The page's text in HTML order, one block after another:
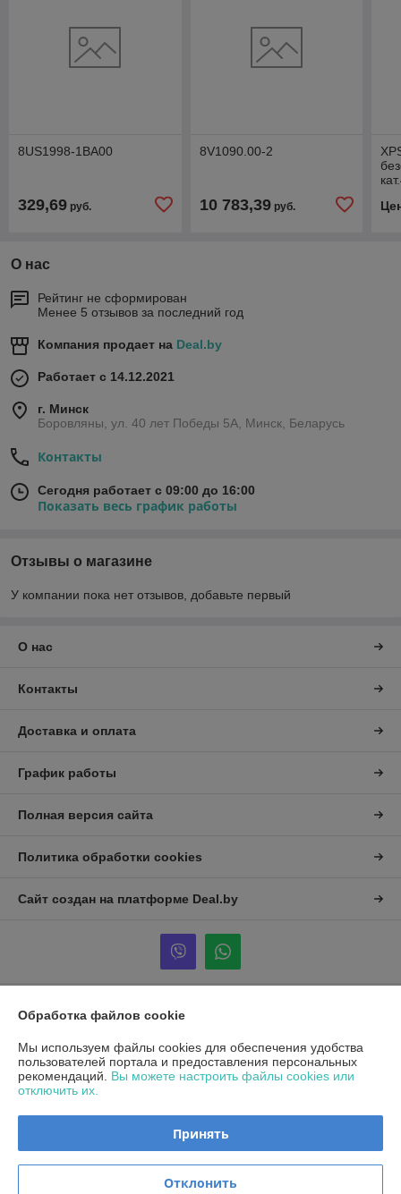
8US1998-1BA00
329,69 руб.
8V1090.00-2
10 783,39руб.
О нас
Рейтинг не сформирован
Менее 5 отзывов за последний год
Компания продает на Deal.by
Работает с 14.12.2021
г. Минск
Боровляны, ул. 40 лет Победы 5A, Минск, Беларусь
Контакты
Сегодня работает с 09:00 до 16:00
Показать весь график работы
Отзывы о магазине
У компании пока нет отзывов, добавьте первый
О нас
Контакты
Доставка и оплата
График работы
Полная версия сайта
Политика обработки cookies
Сайт создан на платформе Deal.by
Информация для покупателя
Юридическое лицо:Общество с ограниченной ответственностью
«Альтена»
223053, Минская обл., Минский р-н., Боровлянский с/с, д. Боровляны,
ул. 40 лет Победы, д. 5А, каб.25
Регистрационный орган: Минский райисполком
Обработка файлов cookie
Мы используем файлы cookies для обеспечения удобства
пользователей портала и предоставления персональных
рекомендаций. Вы можете настроить файлы cookies или
отключить их.
Принять
Отклонить